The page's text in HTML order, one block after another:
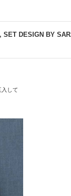
DESIGN BY
して